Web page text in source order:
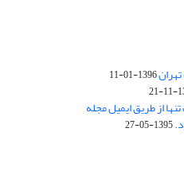
1396-01-11
از طریق ایمیل مجله
1395-05-27